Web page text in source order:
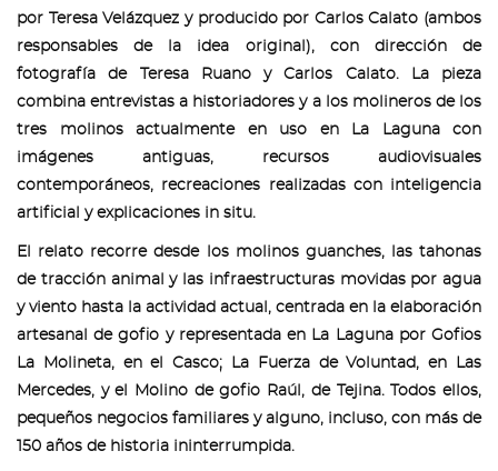
por Teresa Velázquez y producido por Carlos Calato (ambos
responsables de la idea original), con dirección de
fotografía de Teresa Ruano y Carlos Calato. La pieza
combina entrevistas a historiadores y a los molineros de los
tres molinos actualmente en uso en La Laguna con
imágenes antiguas, recursos audiovisuales
contemporáneos, recreaciones realizadas con inteligencia
artificial y explicaciones in situ.
El relato recorre desde los molinos guanches, las tahonas
de tracción animal y las infraestructuras movidas por agua
y viento hasta la actividad actual, centrada en la elaboración
artesanal de gofio y representada en La Laguna por Gofios
La Molineta, en el Casco; La Fuerza de Voluntad, en Las
Mercedes, y el Molino de gofio Raúl, de Tejina. Todos ellos,
pequeños negocios familiares y alguno, incluso, con más de
150 años de historia ininterrumpida.